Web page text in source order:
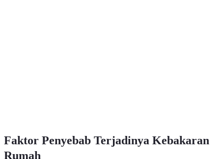
Faktor Penyebab Terjadinya Kebakaran
Rumah